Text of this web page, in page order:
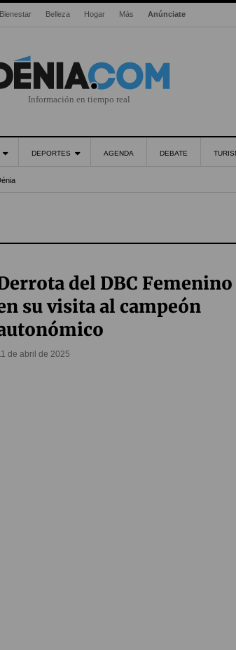
Belleza Hogar Más Anúnciate
Información en tiempo real
DEPORTES AGENDA DEBATE
del DBC Femenino
su visita al campeón
de abril de 2025